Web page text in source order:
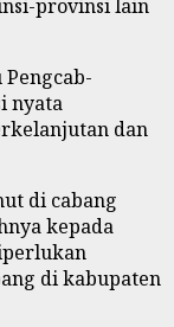
provinsi lain
nyata
dan
di cabang
kepada
di kabupaten